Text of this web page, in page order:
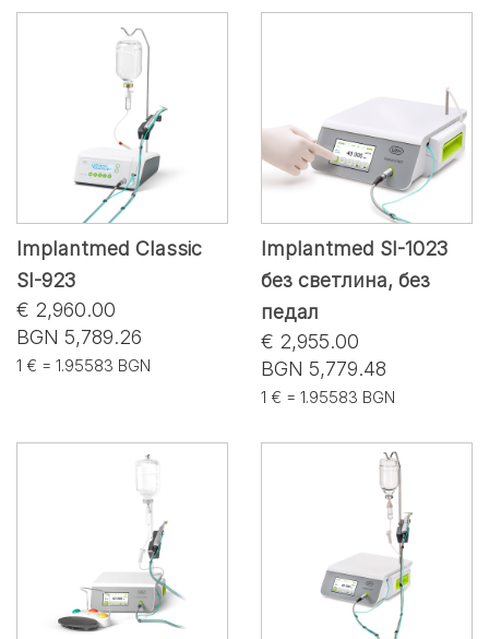
Implantmed Classic
SI-923
€ 2,960.00
BGN 5,789.26
1 € = 1.95583 BGN
Implantmed SI-1023
без светлина, без
педал
€ 2,955.00
BGN 5,779.48
1 € = 1.95583 BGN